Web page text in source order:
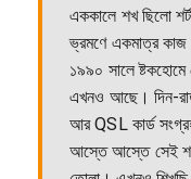
এককালে শখ ছিলো
ভ্রমণে একমাত্র কাজ
১৯৯০ সালে
এখনও আছে। দিন-রাত
আর QSL কার্ড
আস্তে আস্তে সেই